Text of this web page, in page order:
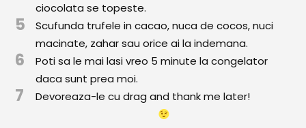
Supe și Ciorbe
Rețete Video
Comunitatea
iCooking
ciocolata se topeste.
5
Scufunda trufele in cacao, nuca de cocos, nuci
macinate, zahar sau orice ai la indemana.
6
Poti sa le mai lasi vreo 5 minute la congelator
daca sunt prea moi.
7 Devoreaza-le cu drag and thank me later!